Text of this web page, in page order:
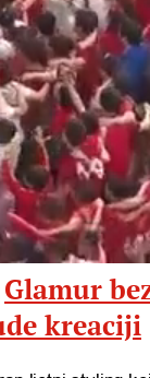
Glamur
kreaciji